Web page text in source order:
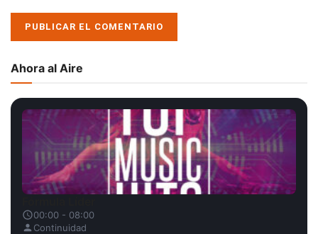
Ahora al Aire
00:00 - 08:00
Continuidad